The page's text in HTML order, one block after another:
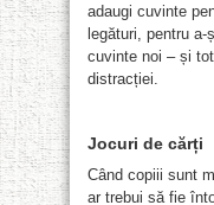
adaugi cuvinte
legături, pentru a-
cuvinte noi – și
distracției.
Jocuri de cărți
Când copiii sunt
ar trebui să fie